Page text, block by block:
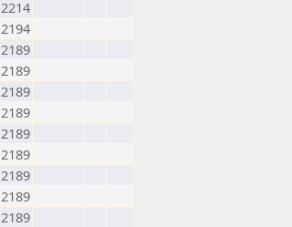
2214
2194
2189
2189
2189
2189
2189
2189
2189
2189
2189